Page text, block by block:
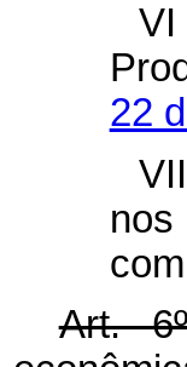
22
nos
Art.